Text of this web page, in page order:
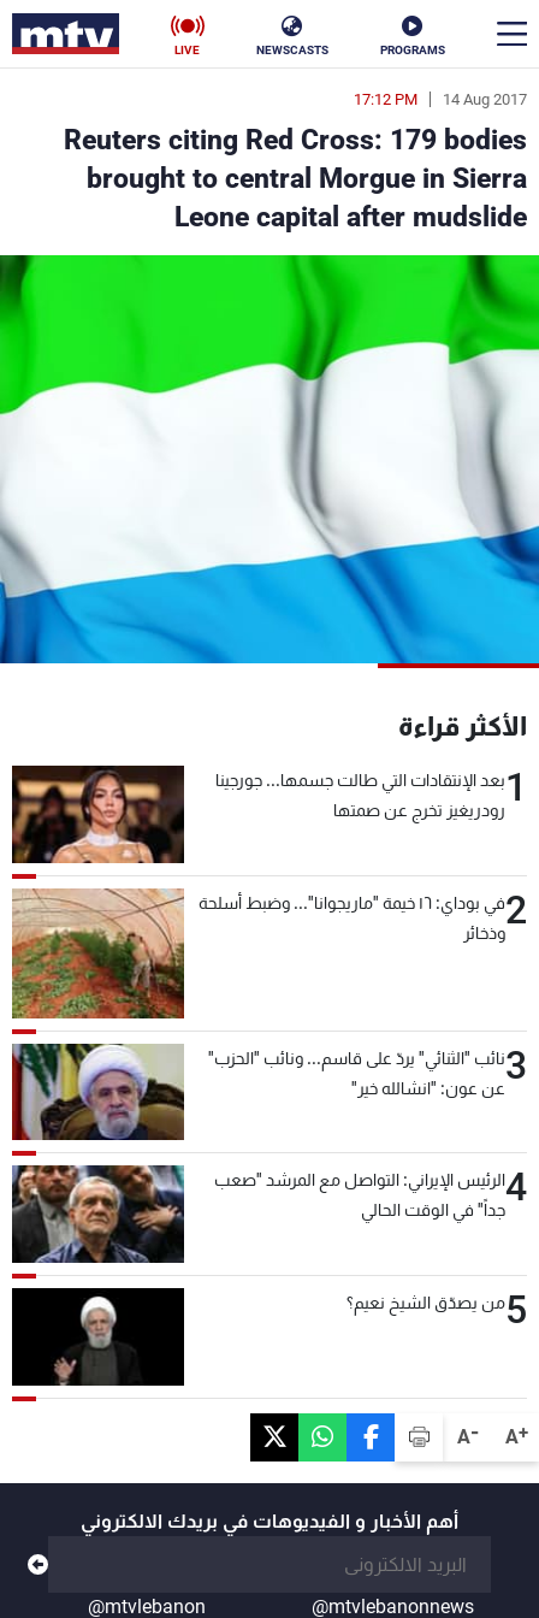
PROGRAMS
NEWSCASTS
LIVE
A+
A-
14 Aug 2017
17:12 PM
Reuters citing Red Cross: 179 bodies
brought to central Morgue in Sierra
Leone capital after mudslide
الأكثر قراءة
1بعد الإنتقادات التي طالت جسمها... جورجينا
رودريغيز تخرج عن صمتها
2
في بوداي: ١٦ خيمة "ماريجوانا"... وضبط أسلحة
وذخائر
3نائب "الثنائي" يردّ على قاسم... ونائب "الحزب"
عن عون: "انشالله خير"
4الرئيس الإيراني: التواصل مع المرشد "صعب
جداً" في الوقت الحالي
5من يصدّق الشيخ نعيم؟
أهم الأخبار و الفيديوهات في بريدك الالكتروني
@mtvlebanonnews
@mtvlebanon
en
الأخبار
سياسة ناس
إقتصاد
منوعات
كأس العالم
البرامج
جدول البرامج
شاهد البرامج
لاعلاناتكم